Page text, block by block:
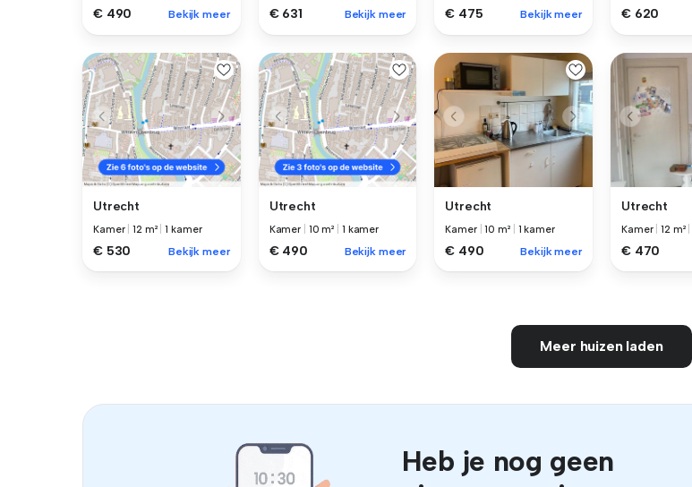
€ 490 Bekijk meer € 631 Bekijk meer € 475 Bekijk meer € 620
Utrecht
Kamer |12 m² |1 kamer
€ 530 Bekijk meer
Utrecht
Kamer 10 m² 1 kamer
€ 490 Bekijk meer
Utrecht
Kamer |10 m² 1 kamer
€ 490 Bekijk meer
Utrecht
Kamer |12 m²
€ 470
Meer huizen laden
Heb je nog geen